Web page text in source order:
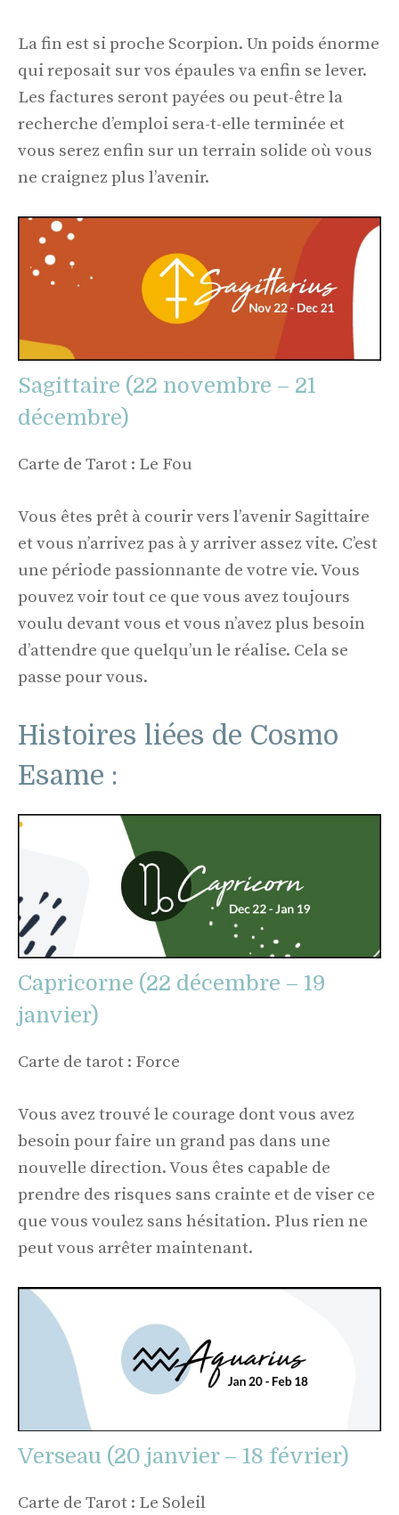
La fin est si proche Scorpion. Un poids énorme
qui reposait sur vos épaules va enfin se lever.
Les factures seront payées ou peut-être la
recherche d’emploi sera-t-elle terminée et
vous serez enfin sur un terrain solide où vous
ne craignez plus l’avenir.
Sagittaire (22 novembre – 21
décembre)
Carte de Tarot : Le Fou
Vous êtes prêt à courir vers l’avenir Sagittaire
et vous n’arrivez pas à y arriver assez vite. C’est
une période passionnante de votre vie. Vous
pouvez voir tout ce que vous avez toujours
voulu devant vous et vous n’avez plus besoin
d’attendre que quelqu’un le réalise. Cela se
passe pour vous.
Histoires liées de Cosmo
Esame :
Capricorne (22 décembre – 19
janvier)
Carte de tarot : Force
Vous avez trouvé le courage dont vous avez
besoin pour faire un grand pas dans une
nouvelle direction. Vous êtes capable de
prendre des risques sans crainte et de viser ce
que vous voulez sans hésitation. Plus rien ne
peut vous arrêter maintenant.
Verseau (20 janvier – 18 février)
Carte de Tarot : Le Soleil